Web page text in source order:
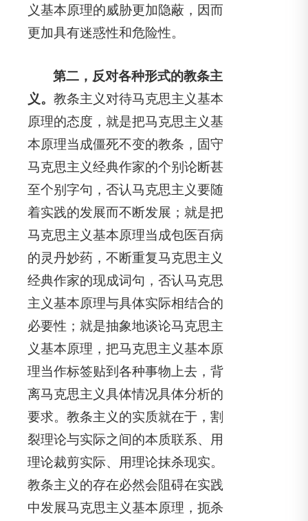
义基本原理的威胁更加隐蔽，因而
更加具有迷惑性和危险性。
第二，反对各种形式的教条主
义。 教条主义对待马克思主义基本
原理的态度，就是把马克思主义基
本原理当成僵死不变的教条，固守
马克思主义经典作家的个别论断甚
至个别字句，否认马克思主义要随
着实践的发展而不断发展；就是把
马克思主义基本原理当成包医百病
的灵丹妙药，不断重复马克思主义
经典作家的现成词句，否认马克思
主义基本原理与具体实际相结合的
必要性；就是抽象地谈论马克思主
义基本原理，把马克思主义基本原
理当作标签贴到各种事物上去，背
离马克思主义具体情况具体分析的
要求。教条主义的实质就在于，割
裂理论与实际之间的本质联系、用
理论裁剪实际、用理论抹杀现实。
教条主义的存在必然会阻碍在实践
中发展马克思主义基本原理，扼杀